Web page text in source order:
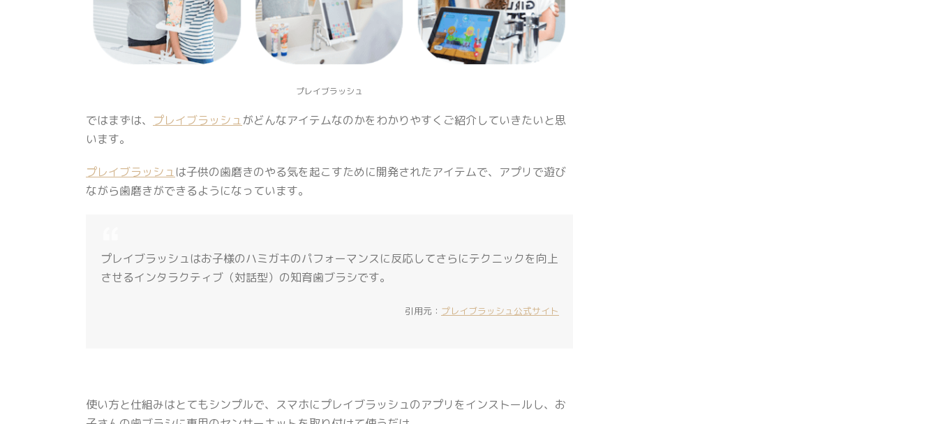
プレイブラッシュ
ではまずは、 プレイブラッシュがどんなアイテムなのかをわかりやすくご紹介していきたいと思
います。
プレイブラッシュは子供の歯磨きのやる気を起こすために開発されたアイテムで、アプリで遊び
ながら歯磨きができるようになっています。
プレイブラッシュはお子様のハミガキのパフォーマンスに反応してさらにテクニックを向上
させるインタラクティブ（対話型）の知育歯ブラシです。
引用元： プレイブラッシュ公式サイト
使い方と仕組みはとてもシンプルで、スマホにプレイブラッシュのアプリをインストールし、お